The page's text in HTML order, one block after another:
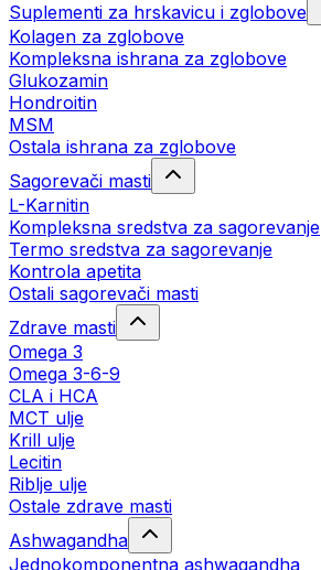
Suplementi za hrskavicu i zglobove
Kolagen za zglobove
Kompleksna ishrana za zglobove
Glukozamin
Hondroitin
MSM
Ostala ishrana za zglobove
Sagorevači masti
L-Karnitin
Kompleksna sredstva za sagorevanje
Termo sredstva za sagorevanje
Kontrola apetita
Ostali sagorevači masti
Zdrave masti
Omega 3
Omega 3-6-9
CLA i HCA
MCT ulje
Krill ulje
Lecitin
Riblje ulje
Ostale zdrave masti
Ashwagandha
Jednokomponentna ashwagandha